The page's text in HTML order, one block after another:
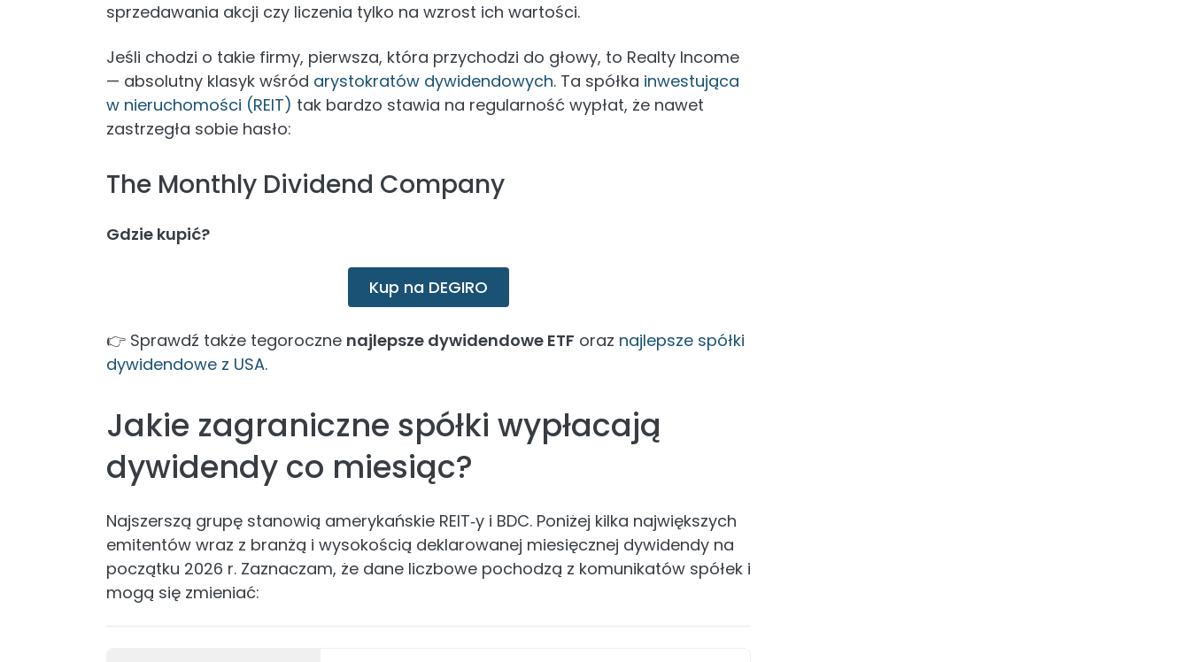
sprzedawania akcji czy liczenia tylko na wzrost ich wartości.
Jeśli chodzi o takie firmy, pierwsza, która przychodzi do głowy, to Realty Income
— absolutny klasyk wśród arystokratów dywidendowych. Ta spółka inwestująca
w nieruchomości (REIT) tak bardzo stawia na regularność wypłat, że nawet
zastrzegła sobie hasło:
The Monthly Dividend Company
Gdzie kupić?
Kup na DEGIRO
👉 Sprawdź także tegoroczne najlepsze dywidendowe ETF oraz najlepsze spółki
dywidendowe z USA.
Jakie zagraniczne spółki wypłacają
dywidendy co miesiąc?
Najszerszą grupę stanowią amerykańskie REIT‑y i BDC. Poniżej kilka największych
emitentów wraz z branżą i wysokością deklarowanej miesięcznej dywidendy na
początku 2026 r. Zaznaczam, że dane liczbowe pochodzą z komunikatów spółek i
mogą się zmieniać: